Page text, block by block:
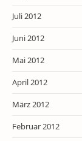
Juli 2012
Juni 2012
Mai 2012
April 2012
März 2012
Februar 2012